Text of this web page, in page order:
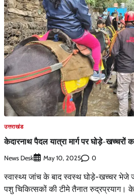
उत्तराखंड
केदारनाथ पैदल यात्रा मार्ग पर घोड़े-
News Desk May 10, 2025 0
स्वास्थ्य जांच के बाद स्वस्थ घोड़े-खच्चर भेजे
पशु चिकित्सकों की टीमे तैनात रुद्रप्रयाग।